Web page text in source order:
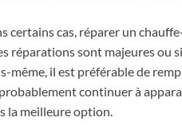
certains cas, réparer un
réparations sont majeures ou
il est préférable de
continuer à
la meilleure option.